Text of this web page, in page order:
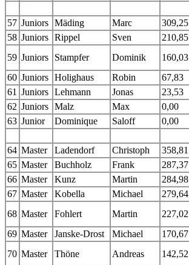
57 Juniors Mäding Marc
309,25
58 Juniors Rippel Sven
210,85
59 Juniors Stampfer Dominik 160,03
60 Juniors Holighaus Robin
67,83
61 Juniors Lehmann Jonas
23,53
62 Juniors Malz Max
0,00
63 Junior Dominique Saloff 0,00
64 Master Ladendorf Christoph 358,81
65 Master Buchholz Frank 287,37
66 Master Kunz Martin 284,98
67 Master Kobella Michael
279,64
68 Master Fohlert Martin 227,02
69 Master Janske-Drost Michael
170,67
70 Master Thöne Andreas 142,52